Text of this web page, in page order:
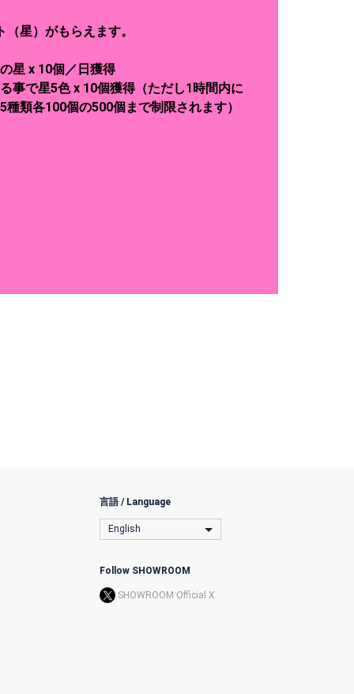
星）がもらえます。
星 x 10個／日獲得
事で星5色 x 10個獲得（ただし1時間内に
類各100個の500個まで制限されます）
言語 / Language
English
Follow SHOWROOM
SHOWROOM Official X